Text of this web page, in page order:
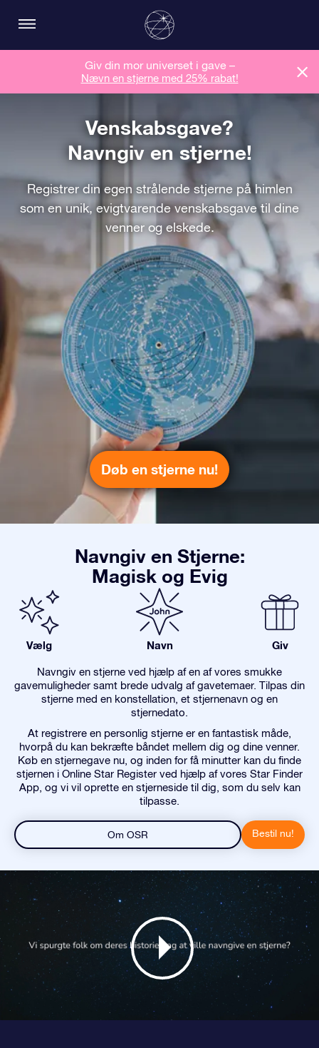
Giv din mor universet i gave –
Nævn en stjerne med 25% rabat!
Venskabsgave?
Navngiv en stjerne!
Registrer din egen strålende stjerne på himlen
som en unik, evigtvarende venskabsgave til dine
venner og elskede.
Døb en stjerne nu!
Navngiv en Stjerne:
Magisk og Evig
Vælg Navn Giv
Navngiv en stjerne ved hjælp af en af vores smukke
gavemuligheder samt brede udvalg af gavetemaer. Tilpas din
stjerne med en konstellation, et stjernenavn og en
stjernedato.
At registrere en personlig stjerne er en fantastisk måde,
hvorpå du kan bekræfte båndet mellem dig og dine venner.
Køb en stjernegave nu, og inden for få minutter kan du finde
stjernen i Online Star Register ved hjælp af vores Star Finder
App, og vi vil oprette en stjerneside til dig, som du selv kan
tilpasse.
Om OSR Bestil nu!